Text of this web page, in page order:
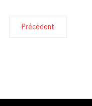
Précédent